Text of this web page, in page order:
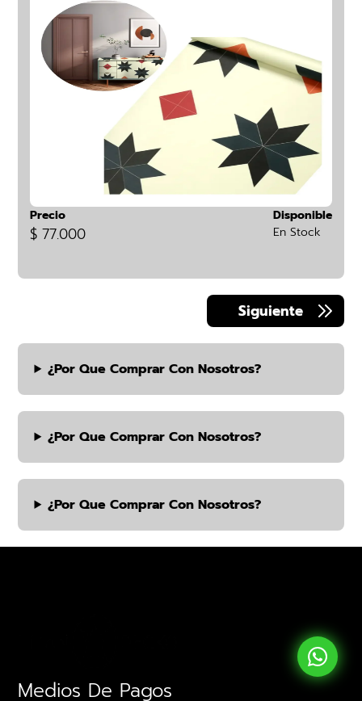
Precio
$ 77.000
Disponible
En Stock
¿por Que Comprar Con Nosotros?
¿por Que Comprar Con Nosotros?
¿por Que Comprar Con Nosotros?
Medios De Pagos